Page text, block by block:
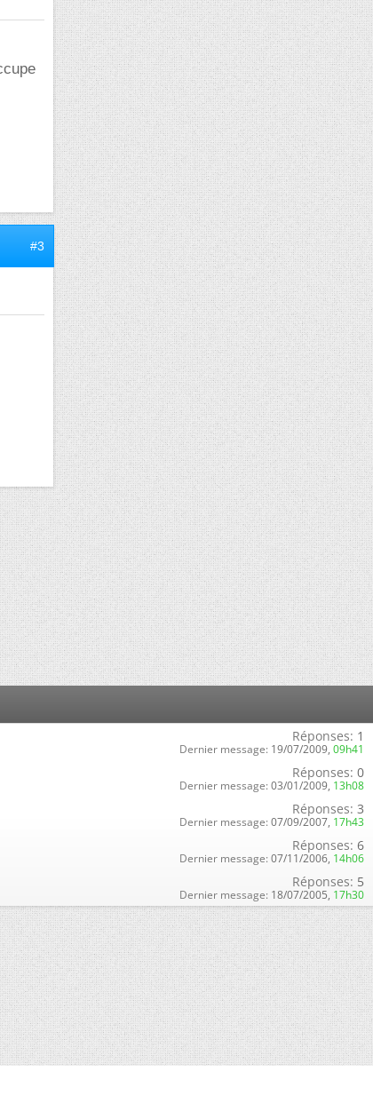
#3
Réponses: 1
Dernier message: 19/07/2009, 09h41
Réponses: 0
Dernier message: 03/01/2009, 13h08
Réponses: 3
Dernier message: 07/09/2007, 17h43
Réponses: 6
Dernier message: 07/11/2006, 14h06
Réponses: 5
Dernier message: 18/07/2005, 17h30